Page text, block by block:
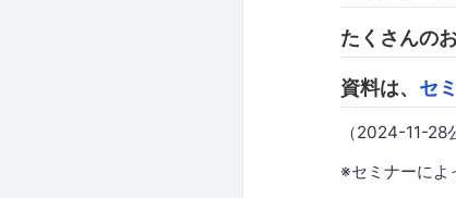
たくさんの
資料は、 セ
（2024-11-28
※セミナーによ